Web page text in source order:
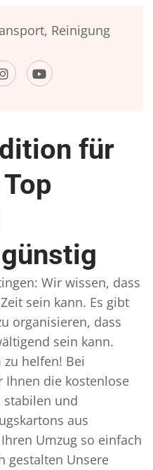
Reinigung
für
Wir wissen, dass
sein kann. Es gibt
organisieren, dass
sein kann.
helfen! Bei
Ihnen die kostenlose
stabilen und
aus
Umzug so einfach
gestalten Unsere